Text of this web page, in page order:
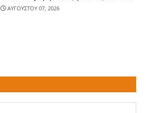
ΑΥΓΟΥΣΤΟΥ 07, 2026